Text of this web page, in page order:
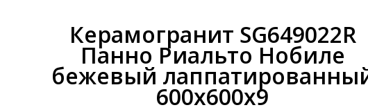
Керамогранит SG649022R
Панно Риальто Нобиле
бежевый
600х600х9